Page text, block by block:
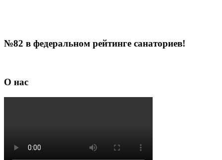
№82 в федеральном рейтинге санаториев!
О нас